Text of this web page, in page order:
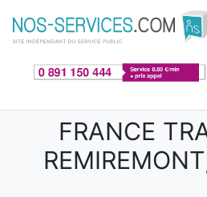
Aller au contenu principal
FRANCE